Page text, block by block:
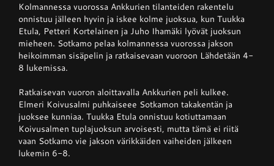
Kolmannessa vuorossa Ankkurien tilanteiden rakentelu
onnistuu jälleen hyvin ja iskee kolme juoksua, kun Tuukka
Etula, Petteri Kortelainen ja Juho Ihamäki lyövät juoksun
mieheen. Sotkamo pelaa kolmannessa vuorossa jakson
heikoimman sisäpelin ja ratkaisevaan vuoroon Lähdetään 4-
8 lukemissa.
Ratkaisevan vuoron aloittavalla Ankkurien peli kulkee.
Elmeri Koivusalmi puhkaiseee Sotkamon takakentän ja
juoksee kunniaa. Tuukka Etula onnistuu kotiuttamaan
Koivusalmen tuplajuoksun arvoisesti, mutta tämä ei riitä
vaan Sotkamo vie jakson värikkäiden vaiheiden jälkeen
lukemin 6-8.